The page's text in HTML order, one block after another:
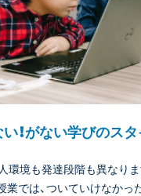
！がない学びのス
環境も発達段階も異なりま
では、ついていけなかっ